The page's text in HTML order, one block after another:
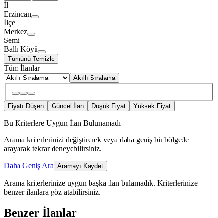
İl
Erzincan
İlçe
Merkez
Semt
Ballı Köyü
Tümünü Temizle
Tüm İlanlar
Akıllı Sıralama
Fiyatı Düşen Güncel İlan Düşük Fiyat Yüksek Fiyat
Bu Kriterlere Uygun İlan Bulunamadı
Arama kriterlerinizi değiştirerek veya daha geniş bir bölgede
arayarak tekrar deneyebilirsiniz.
Daha Geniş Ara Aramayı Kaydet
Arama kriterlerinize uygun başka ilan bulamadık. Kriterlerinize
benzer ilanlara göz atabilirsiniz.
Benzer İlanlar